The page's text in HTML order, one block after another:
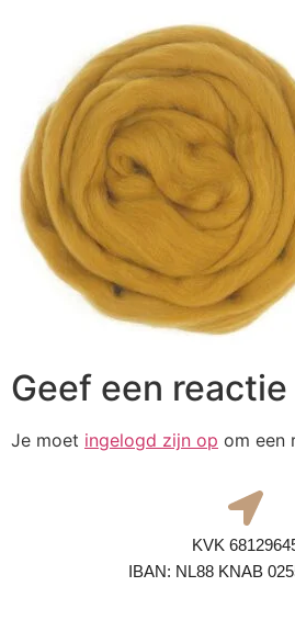
Geef een reactie
Je moet ingelogd zijn op om een
KVK
IBAN: NL88 KNAB